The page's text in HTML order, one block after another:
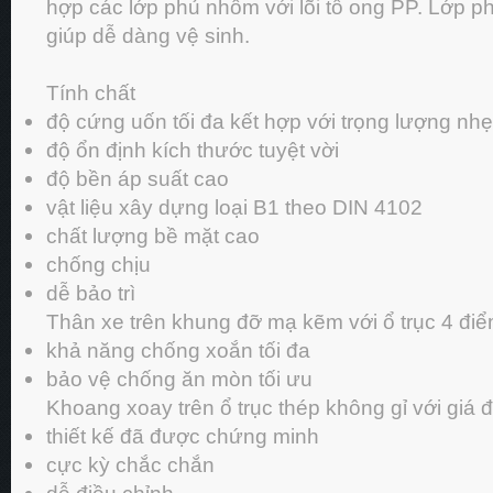
hợp các lớp phủ nhôm với lõi tổ ong PP. Lớp
giúp dễ dàng vệ sinh.
Tính chất
độ cứng uốn tối đa kết hợp với trọng lượng nhẹ
độ ổn định kích thước tuyệt vời
độ bền áp suất cao
vật liệu xây dựng loại B1 theo DIN 4102
chất lượng bề mặt cao
chống chịu
dễ bảo trì
Thân xe trên khung đỡ mạ kẽm với ổ trục 4
khả năng chống xoắn tối đa
bảo vệ chống ăn mòn tối ưu
Khoang xoay trên ổ trục thép không gỉ với giá
thiết kế đã được chứng minh
cực kỳ chắc chắn